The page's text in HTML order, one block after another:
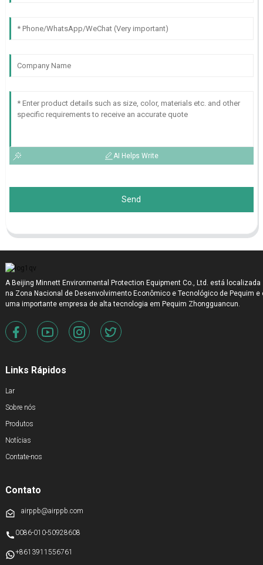
AI Helps Write
Send
A Beijing Minnett Environmental Protection Equipment Co., Ltd. está localizada
na Zona Nacional de Desenvolvimento Econômico e Tecnológico de Pequim e
uma importante empresa de alta tecnologia em Pequim Zhongguancun.
Links Rápidos
Lar
Sobre nós
Produtos
Notícias
Contate-nos
Contato
airppb@airppb.com
0086-010-50928608
+8613911556761